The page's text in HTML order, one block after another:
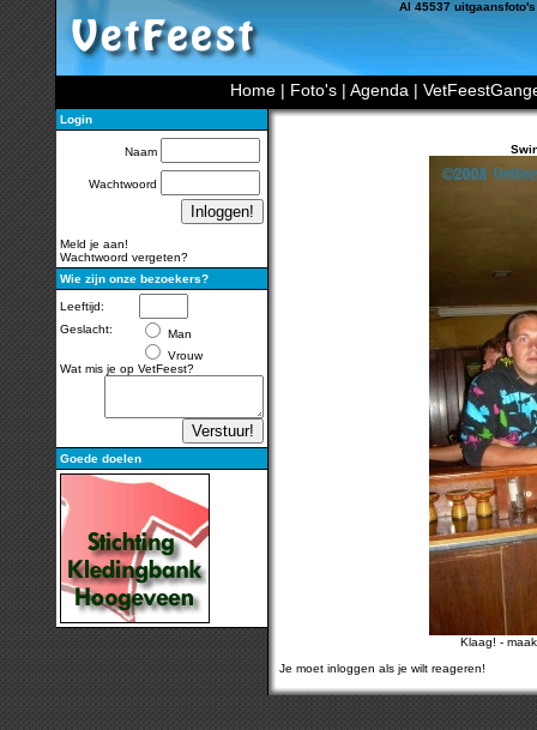
Al 45537
Home | Foto's | Agenda |
Login
Naam
Wachtwoord
Meld je aan!
Wachtwoord vergeten?
Wie zijn onze bezoekers?
Leeftijd:
Geslacht:
Man
Vrouw
Wat mis je op VetFeest?
Goede doelen
Klaag! -
Je moet inloggen als je wilt reageren!